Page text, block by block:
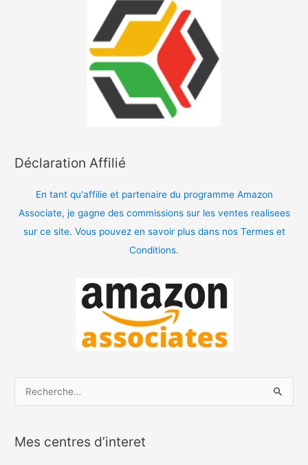
Déclaration Affilié
En tant qu'affilie et partenaire du programme Amazon
Associate, je gagne des commissions sur les ventes realisees
sur ce site. Vous pouvez en savoir plus dans nos Termes et
Conditions.
h
Mes centres d’interet